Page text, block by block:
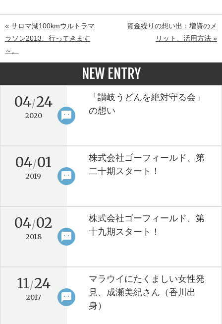
« サロマ湖100kmウルトラマ
ラソン2013、行ってきます
～。
資金繰りの想い出：増資のメ
リット、活用方法 »
NEW ENTRY
sms
04/24
2020
「讃岐うどんを絶対守る会」
の想い
keyboard_arrow_right
sms
04/01
2019
株式会社ゴーフィールド、第
二十期スタート！
keyboard_arrow_right
sms
04/02
2018
株式会社ゴーフィールド、第
十九期スタート！
keyboard_arrow_right
sms
11/24
2017
マラウイにたくましい女性発
見、成瀬美紀さん（香川出
身）
keyboard_arrow_right